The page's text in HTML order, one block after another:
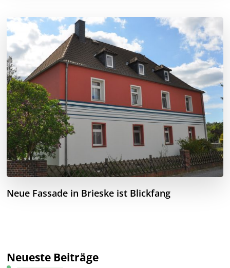
Neue Fassade in Brieske ist Blickfang
Neueste Beiträge